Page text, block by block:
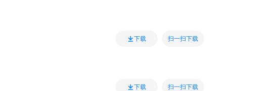
下载 扫一扫下载
下载 扫一扫下载